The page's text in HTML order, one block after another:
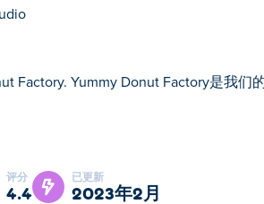
Factory. Yummy Donut Factory是我们
们的精选女生小游戏之一。
评分
4.4
已更新
2023年2月